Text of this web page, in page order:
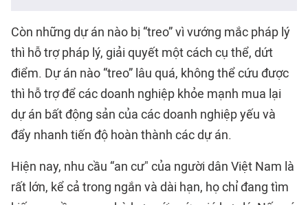
Còn những dự án nào bị “treo” vì vướng mắc pháp lý
thì hỗ trợ pháp lý, giải quyết một cách cụ thể, dứt
điểm. Dự án nào “treo” lâu quá, không thể cứu được
thì hỗ trợ để các doanh nghiệp khỏe mạnh mua lại
dự án bất động sản của các doanh nghiệp yếu và
đẩy nhanh tiến độ hoàn thành các dự án.
Hiện nay, nhu cầu “an cư" của người dân Việt Nam là
rất lớn, kể cả trong ngắn và dài hạn, họ chỉ đang tìm